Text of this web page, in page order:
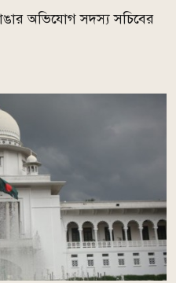
অভিযোগ সদস্য সচিবের